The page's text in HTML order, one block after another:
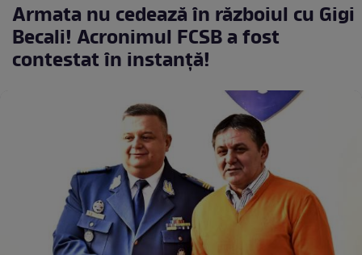
Armata nu cedează în războiul cu Gigi
Becali! Acronimul FCSB a fost
contestat în instanţă!